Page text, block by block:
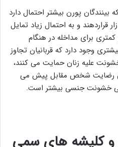
پورن بیشتر احتمال دارد
قراردهند و به احتمال زیاد تمایل
کمتری برای مداخله در هنگام
وجود دارد که قربانیان تجاوز
علیه زنان حمایت می کنند،
رضایت شخص مقابل پیش می
خشونت جنسی بیشتر است.
و کلیشه های سمی